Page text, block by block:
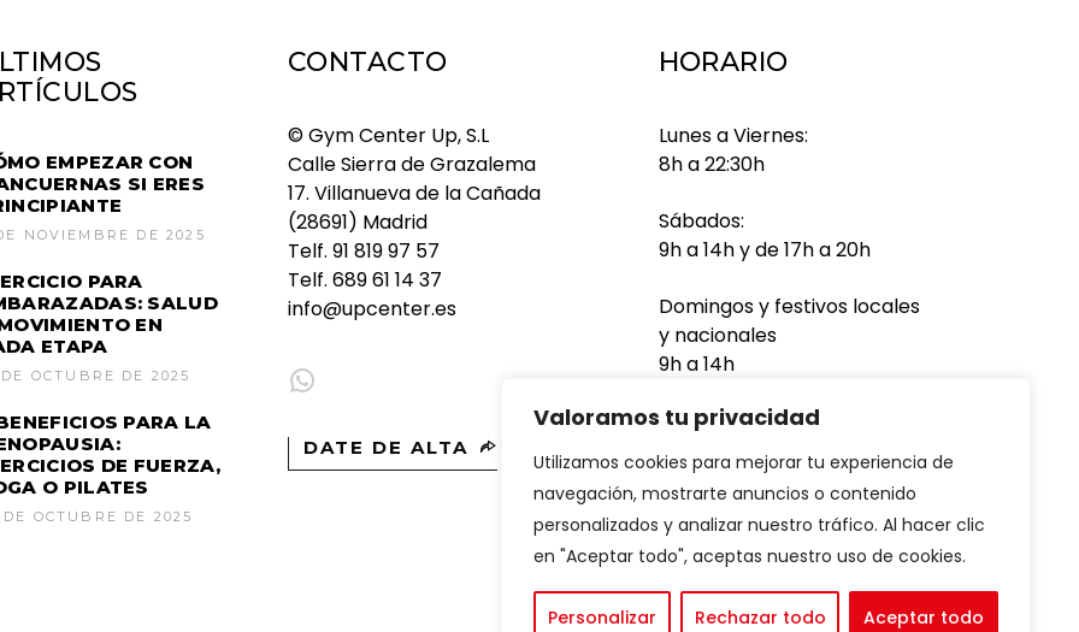
Valoramos tu privacidad
Utilizamos cookies para mejorar tu experiencia de
navegación, mostrarte anuncios o contenido
personalizados y analizar nuestro tráfico. Al hacer clic
en "Aceptar todo", aceptas nuestro uso de cookies.
Personalizar Rechazar todo Aceptar todo
EMPEZAR CON
SI ERES
NOVIEMBRE DE 2025
PARA
SALUD
EN
ETAPA
OCTUBRE DE 2025
PARA LA
DE FUERZA,
O PILATES
OCTUBRE DE 2025
CONTACTO
© Gym Center Up, S.L
Calle Sierra de Grazalema
17. Villanueva de la Cañada
(28691) Madrid
Telf. 91 819 97 57
Telf. 689 61 14 37
info@upcenter.es
WhatsApp
DATE DE ALTA
HORARIO
Lunes a Viernes:
8h a 22:30h
Sábados:
9h a 14h y de 17h a 20h
Domingos y festivos locales
y nacionales
9h a 14h